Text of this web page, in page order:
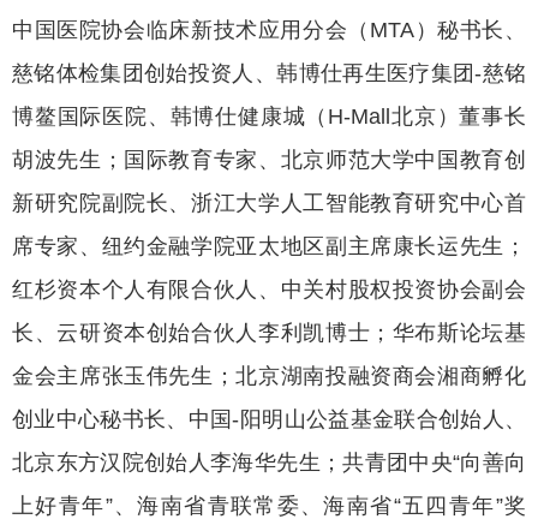
中国医院协会临床新技术应用分会（MTA）秘书长、
慈铭体检集团创始投资人、韩博仕再生医疗集团-慈铭
博鳌国际医院、韩博仕健康城（H-Mall北京）董事长
胡波先生；国际教育专家、北京师范大学中国教育创
新研究院副院长、浙江大学人工智能教育研究中心首
席专家、纽约金融学院亚太地区副主席康长运先生；
红杉资本个人有限合伙人、中关村股权投资协会副会
长、云研资本创始合伙人李利凯博士；华布斯论坛基
金会主席张玉伟先生；北京湖南投融资商会湘商孵化
创业中心秘书长、中国-阳明山公益基金联合创始人、
北京东方汉院创始人李海华先生；共青团中央“向善向
上好青年”、海南省青联常委、海南省“五四青年”奖